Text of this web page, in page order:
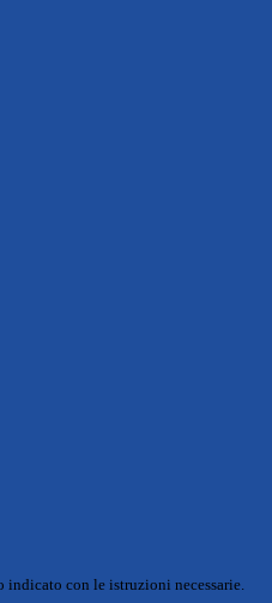
con le istruzioni necessarie.